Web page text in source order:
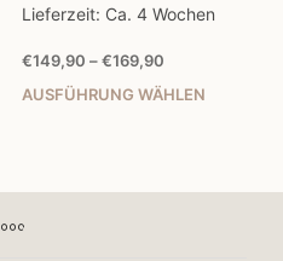
Produkt
Die
€169,90
Lieferzeit: Ca. 4 Wochen
€149,90 –€169,90Preisspanne:
bis
AUSFÜHRUNG WÄHLEN